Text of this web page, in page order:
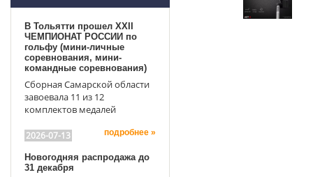
В Тольятти прошел XXII
ЧЕМПИОНАТ РОССИИ по
гольфу (мини-личные
соревнования, мини-
командные соревнования)
Сборная Самарской области
завоевала 11 из 12
комплектов медалей
2026-07-13 подробнее »
Новогодняя распродажа до
31 декабря